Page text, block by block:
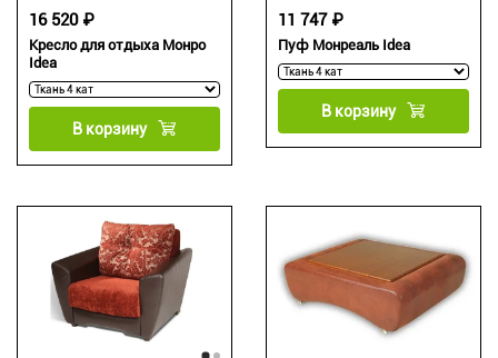
Кресло для отдыха Монро
Idea
16 520 ₽
В корзину
Пуф Монреаль Idea
11 747 ₽
В корзину